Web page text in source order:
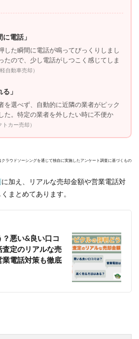
電話」
した瞬間に電話が鳴ってびっくりしまし
たので、少し電話がしつこく感じてしま
自動車売却）
」
を選べず、自動的に近隣の業者がピック
た。特定の業者を外したい時に不便か
トカー売却）
ラウドソーシングを通じて独自に実施したアンケート調査に基づくもの
に加え、リアルな売却金額や営業電話対
まとめてあります。
悪い&良い口コ
査定のリアルな売
電話対策も徹底